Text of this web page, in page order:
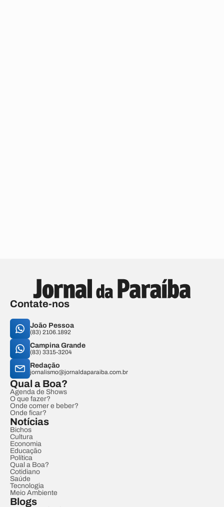
Contate-nos
João Pessoa
(83) 2106.1892
Campina Grande
(83) 3315-3204
Redação
jornalismo@jornaldaparaiba.com.br
Qual a Boa?
Agenda de Shows
O que fazer?
Onde comer e beber?
Onde ficar?
Notícias
Bichos
Cultura
Economia
Educação
Política
Qual a Boa?
Cotidiano
Saúde
Tecnologia
Meio Ambiente
Blogs